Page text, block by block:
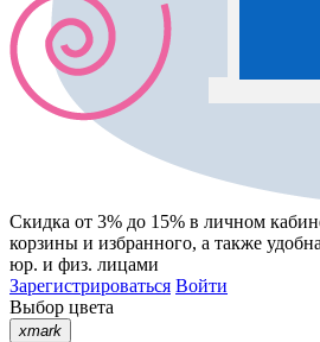
Скидка от 3% до 15% в личном
корзины и избранного, а также
юр. и физ. лицами
Зарегистрироваться Войти
Выбор цвета
xmark